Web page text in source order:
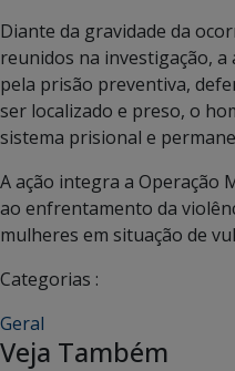
Diante da gravidade da
reunidos na investigação,
pela prisão preventiva,
ser localizado e preso, o
sistema prisional e
A ação integra a Operação
ao enfrentamento da
mulheres em situação de
Categorias :
Geral
Veja Também